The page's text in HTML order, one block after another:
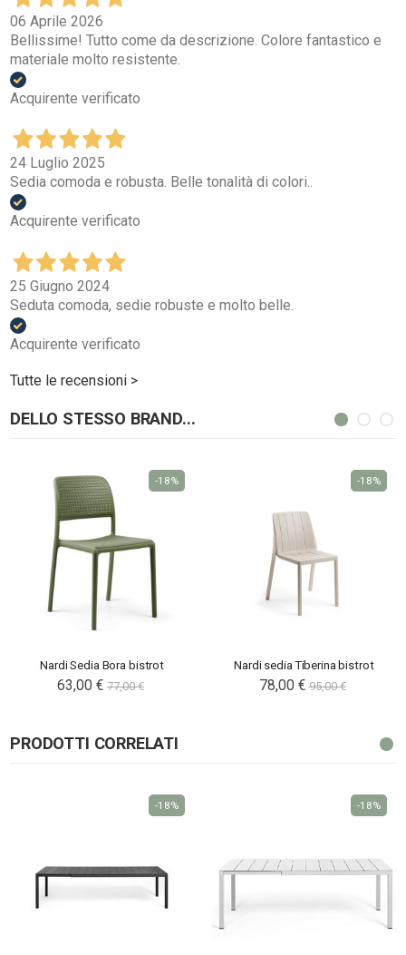
06 Aprile 2026
Bellissime! Tutto come da descrizione. Colore fantastico e
materiale molto resistente.
Acquirente verificato
24 Luglio 2025
Sedia comoda e robusta. Belle tonalità di colori..
Acquirente verificato
25 Giugno 2024
Seduta comoda, sedie robuste e molto belle.
Acquirente verificato
Tutte le recensioni >
DELLO STESSO BRAND...
Nardi Sedia Bora bistrot
63,00 € 77,00 €
-18%
Nardi sedia Tiberina bistrot
78,00 € 95,00 €
-18%
PRODOTTI CORRELATI
-18% -18%